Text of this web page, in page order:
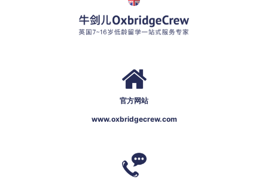
官方网站
www.oxbridgecrew.com